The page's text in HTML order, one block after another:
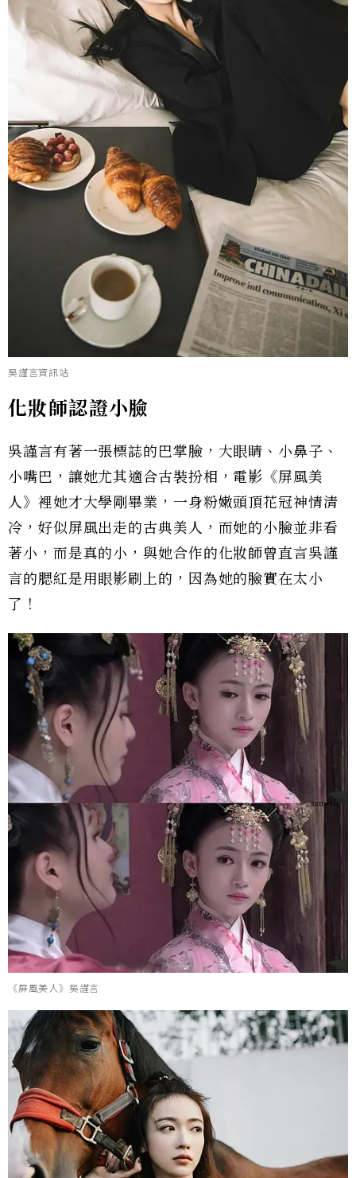
吳謹言資訊站
化妝師認證小臉
吳謹言有著一張標誌的巴掌臉，大眼睛、小鼻子、
小嘴巴，讓她尤其適合古裝扮相，電影《屏風美
人》裡她才大學剛畢業，一身粉嫩頭頂花冠神情清
冷，好似屏風出走的古典美人，而她的小臉並非看
著小，而是真的小，與她合作的化妝師曾直言吳謹
言的腮紅是用眼影刷上的，因為她的臉實在太小
了！
《屏風美人》吳謹言